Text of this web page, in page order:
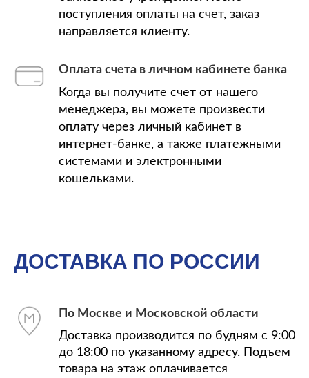
поступления оплаты на счет, заказ
направляется клиенту.
Оплата счета в личном кабинете банка
Когда вы получите счет от нашего
менеджера, вы можете произвести
оплату через личный кабинет в
интернет-банке, а также платежными
системами и электронными
кошельками.
ДОСТАВКА ПО РОССИИ
По Москве и Московской области
Доставка производится по будням с 9:00
до 18:00 по указанному адресу. Подъем
товара на этаж оплачивается